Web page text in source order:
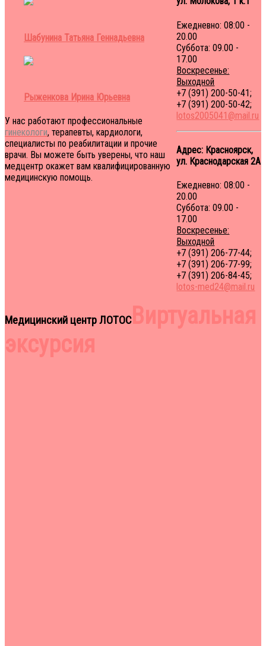
Шабунина Татьяна Геннадьевна
Рыженкова Ирина Юрьевна
У нас работают профессиональные
гинекологи, терапевты, кардиологи,
специалисты по реабилитации и прочие
врачи. Вы можете быть уверены, что наш
медцентр окажет вам квалифицированную
медицинскую помощь.
Ежедневно: 08:00 -
20.00
Суббота: 09.00 -
17.00
Воскресенье:
Выходной
+7 (391) 200-50-41;
+7 (391) 200-50-42;
lotos2005041@mail.ru
Адрес: Красноярск,
ул. Краснодарская 2A
Ежедневно: 08:00 -
20.00
Суббота: 09.00 -
17.00
Воскресенье:
Выходной
+7 (391) 206-77-44;
+7 (391) 206-77-99;
+7 (391) 206-84-45;
lotos-med24@mail.ru
Медицинский центр ЛОТОСВиртуальная
эксурсия